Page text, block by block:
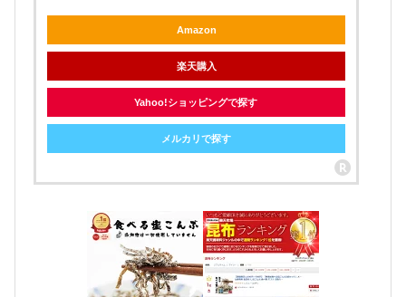
Amazon
楽天購入
Yahoo!ショッピングで探す
メルカリで探す